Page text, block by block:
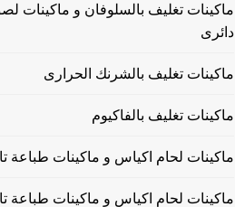
ماكينات تغليف بالسلوفان و ماكينات
دائرى
ماكينات تغليف بالشرنك الحرارى
ماكينات تغليف بالفاكيوم
ماكينات لحام اكياس و ماكينات طباعة
ماكينات لحام اكياس و ماكينات طباعة